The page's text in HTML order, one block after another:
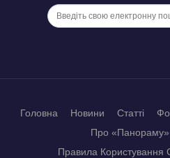
Головна Новини Статті
Про «Панораму»
Правила Користування